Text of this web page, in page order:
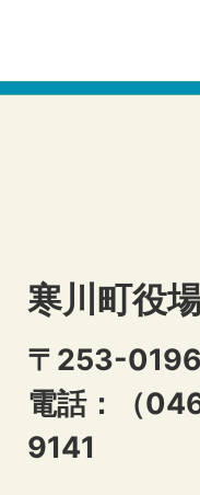
寒川町役
〒253-0196
電話：（
9141